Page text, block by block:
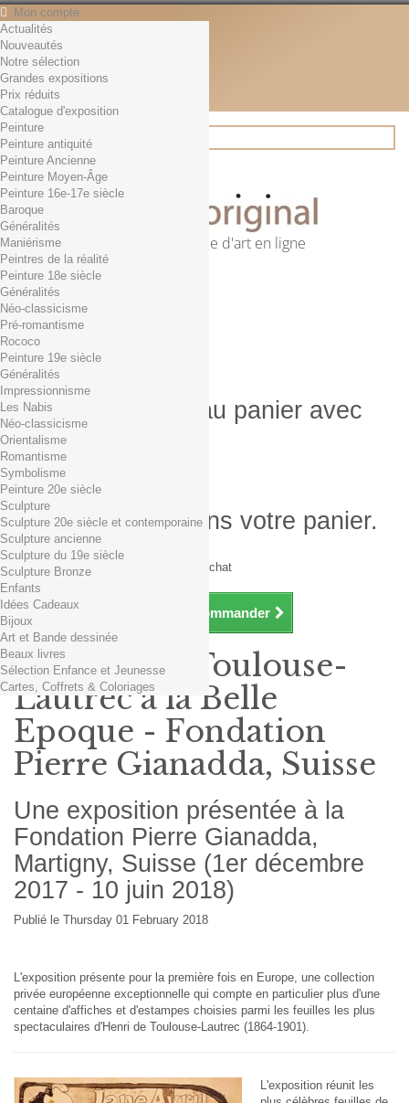
Mon compte
Contact
Français
English
Français
Actualités
Rechercher
Première librairie d'art en ligne
Panier (vide)
Aucun produit
0,01€ dès 29€ d'achat
0,00 € Total
Commander
Produit ajouté au panier avec
succès
Quantité
Total
Il y a 1 produit dans votre panier.
Total produits TTC
Frais de port TTC
0,01€ dès 29€ d'achat
Total TTC
Continuer mes achats Commander
Actualités
Nouveautés
Notre sélection
Grandes expositions
Prix réduits
Catalogue d'exposition
Peinture
Peinture antiquité
Peinture Ancienne
Peinture Moyen-Âge
Peinture 16e-17e siècle
Baroque
Généralités
Maniérisme
Peintres de la réalité
Peinture 18e siècle
Généralités
Néo-classicisme
Pré-romantisme
Rococo
Peinture 19e siècle
Généralités
Impressionnisme
Les Nabis
Néo-classicisme
Orientalisme
Romantisme
Symbolisme
Peinture 20e siècle
Sculpture
Sculpture 20e siècle et contemporaine
Sculpture ancienne
Sculpture du 19e siècle
Sculpture Bronze
Enfants
Idées Cadeaux
Bijoux
Art et Bande dessinée
Beaux livres
Sélection Enfance et Jeunesse
Cartes, Coffrets & Coloriages
Exposition Toulouse-
Lautrec à la Belle
Epoque - Fondation
Pierre Gianadda, Suisse
Une exposition présentée à la
Fondation Pierre Gianadda,
Martigny, Suisse (1er décembre
2017 - 10 juin 2018)
Publié le Thursday 01 February 2018
L'exposition présente pour la première fois en Europe, une collection
privée européenne exceptionnelle qui compte en particulier plus d'une
centaine d'affiches et d'estampes choisies parmi les feuilles les plus
spectaculaires d'Henri de Toulouse-Lautrec (1864-1901).
L'exposition réunit les